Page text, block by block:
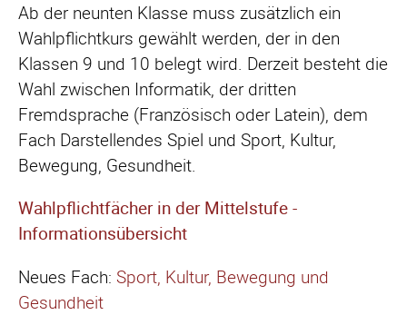
Ab der neunten Klasse muss zusätzlich ein
Wahlpflichtkurs gewählt werden, der in den
Klassen 9 und 10 belegt wird. Derzeit besteht die
Wahl zwischen Informatik, der dritten
Fremdsprache (Französisch oder Latein), dem
Fach Darstellendes Spiel und Sport, Kultur,
Bewegung, Gesundheit.
Wahlpflichtfächer in der Mittelstufe -
Informationsübersicht
Neues Fach: Sport, Kultur, Bewegung und
Gesundheit